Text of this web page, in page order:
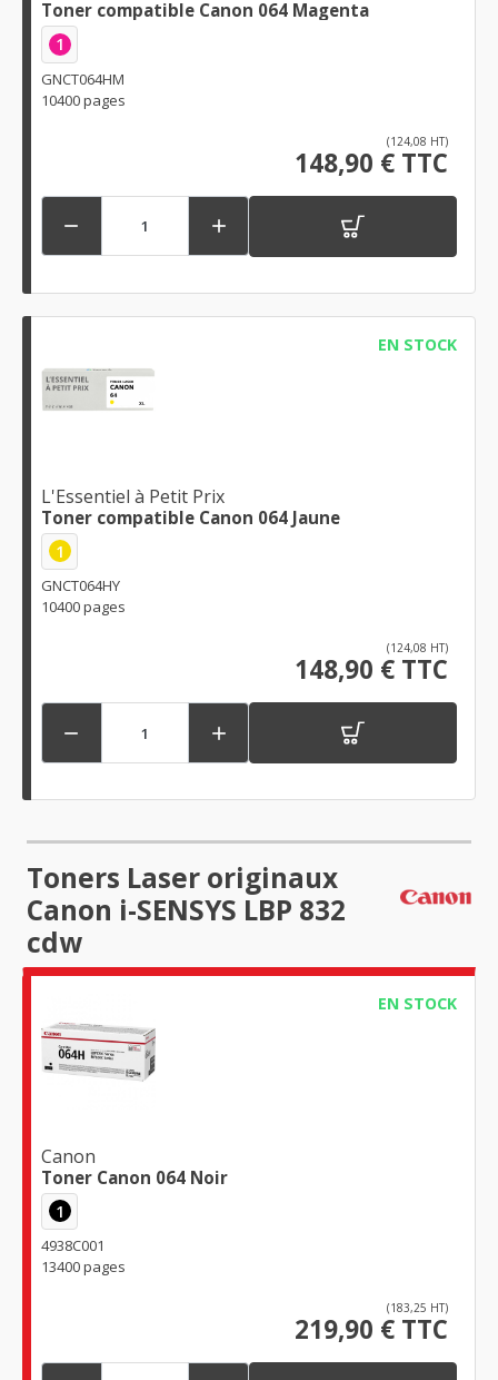
Toner compatible Canon 064 Magenta
1
GNCT064HM
10400 pages
(124,08 HT)
148,90 € TTC
 
EN STOCK
L'Essentiel à Petit Prix
Toner compatible Canon 064 Jaune
1
GNCT064HY
10400 pages
(124,08 HT)
148,90 € TTC
 
Toners Laser originaux
Canon i-SENSYS LBP 832
cdw
EN STOCK
Canon
Toner Canon 064 Noir
1
4938C001
13400 pages
(183,25 HT)
219,90 € TTC